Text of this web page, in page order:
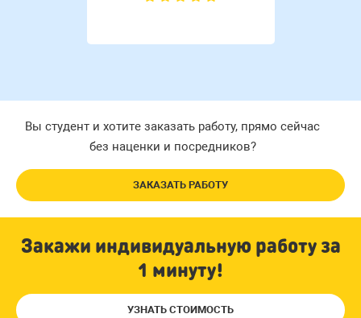
Вы студент и хотите заказать работу, прямо сейчас
без наценки и посредников?
ЗАКАЗАТЬ РАБОТУ
Закажи индивидуальную работу за
1 минуту!
УЗНАТЬ СТОИМОСТЬ